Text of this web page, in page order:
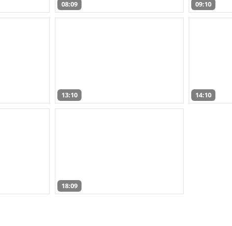
08:09 09:10
13:10 14:10
18:09